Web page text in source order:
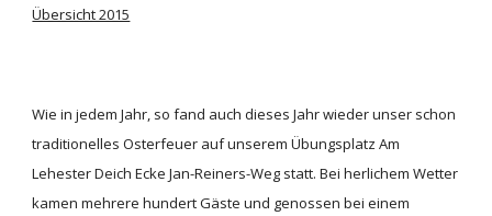
Übersicht 2015
Wie in jedem Jahr, so fand auch dieses Jahr wieder unser schon
traditionelles Osterfeuer auf unserem Übungsplatz Am
Lehester Deich Ecke Jan-Reiners-Weg statt. Bei herlichem Wetter
kamen mehrere hundert Gäste und genossen bei einem